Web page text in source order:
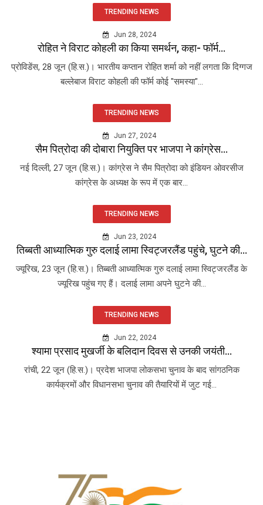
TRENDING NEWS
Jun 28, 2024
रोहित ने विराट कोहली का किया समर्थन, कहा- फॉर्म...
प्रोविडेंस, 28 जून (हि.स.)। भारतीय कप्तान रोहित शर्मा को नहीं लगता कि दिग्गज
बल्लेबाज विराट कोहली की फॉर्म कोई "समस्या"...
TRENDING NEWS
Jun 27, 2024
सैम पित्रोदा की दोबारा नियुक्ति पर भाजपा ने कांग्रेस...
नई दिल्ली, 27 जून (हि.स.)। कांग्रेस ने सैम पित्रोदा को इंडियन ओवरसीज
कांग्रेस के अध्यक्ष के रूप में एक बार...
TRENDING NEWS
Jun 23, 2024
तिब्बती आध्यात्मिक गुरु दलाई लामा स्विट्जरलैंड पहुंचे, घुटने की...
ज्यूरिख, 23 जून (हि.स.)। तिब्बती आध्यात्मिक गुरु दलाई लामा स्विट्जरलैंड के
ज्यूरिख पहुंच गए हैं। दलाई लामा अपने घुटने की...
TRENDING NEWS
Jun 22, 2024
श्यामा प्रसाद मुखर्जी के बलिदान दिवस से उनकी जयंती...
रांची, 22 जून (हि.स.)। प्रदेश भाजपा लोकसभा चुनाव के बाद सांगठनिक
कार्यक्रमों और विधानसभा चुनाव की तैयारियों में जुट गई...